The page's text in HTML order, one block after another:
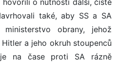
o nutnosti další, čistě
také, aby SS a SA
obrany, jehož
a jeho okruh stoupenců
na čase proti SA rázně